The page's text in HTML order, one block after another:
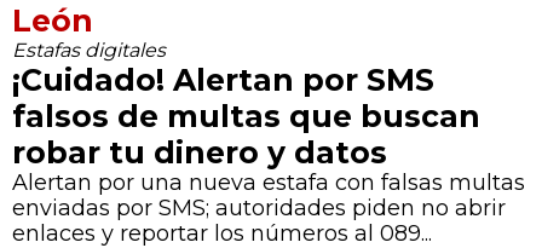
León
Estafas digitales
¡Cuidado! Alertan por SMS
falsos de multas que buscan
robar tu dinero y datos
Alertan por una nueva estafa con falsas multas
enviadas por SMS; autoridades piden no abrir
enlaces y reportar los números al 089...